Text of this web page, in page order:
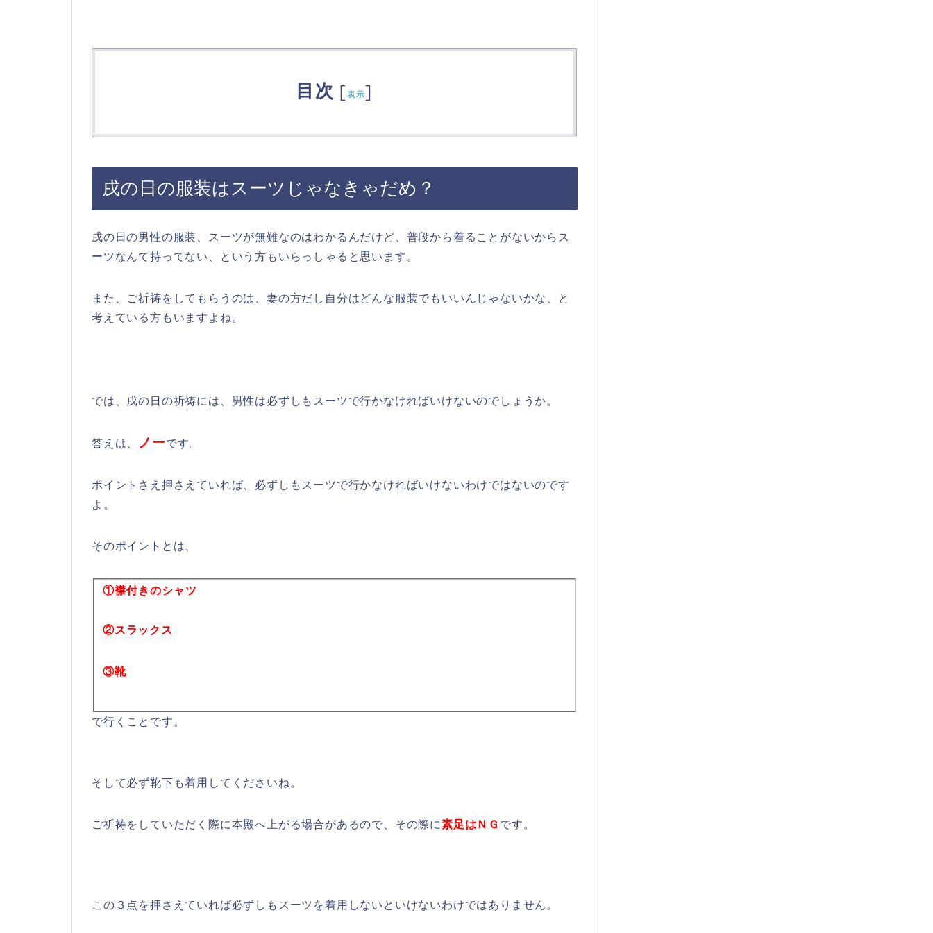
目次 [表示]
戌の日の服装はスーツじゃなきゃだめ？
戌の日の男性の服装、スーツが無難なのはわかるんだけど、普段から着ることがないからス
ーツなんて持ってない、という方もいらっしゃると思います。
また、ご祈祷をしてもらうのは、妻の方だし自分はどんな服装でもいいんじゃないかな、と
考えている方もいますよね。
では、戌の日の祈祷には、男性は必ずしもスーツで行かなければいけないのでしょうか。
答えは、 ノーです。
ポイントさえ押さえていれば、必ずしもスーツで行かなければいけないわけではないのです
よ。
そのポイントとは、
①襟付きのシャツ
②スラックス
③靴
で行くことです。
そして必ず靴下も着用してくださいね。
ご祈祷をしていただく際に本殿へ上がる場合があるので、その際に素足はＮＧ です。
この３点を押さえていれば必ずしもスーツを着用しないといけないわけではありません。